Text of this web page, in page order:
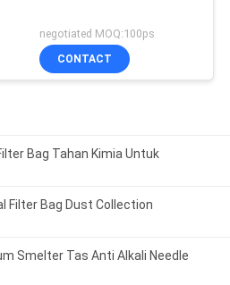
negotiated MOQ:100ps
CONTACT
Bag Tahan Kimia Untuk
Filter Bag Dust Collection
Smelter Tas Anti Alkali Needle